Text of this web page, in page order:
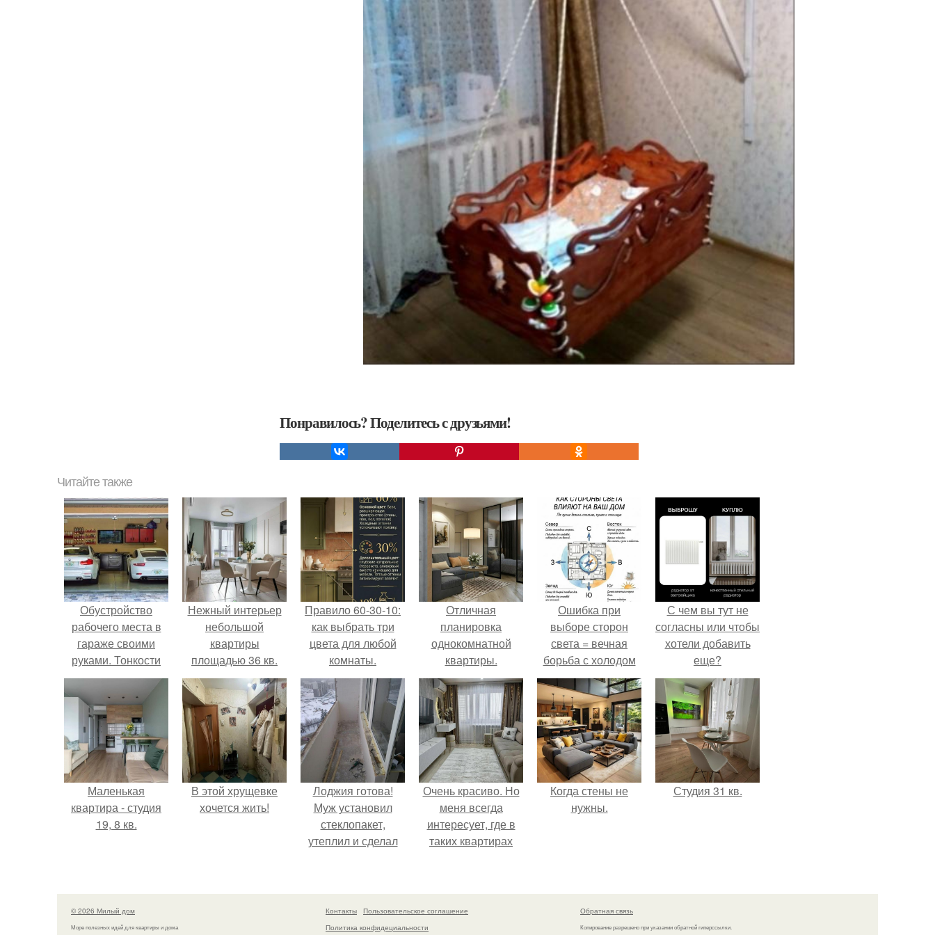
Понравилось? Поделитесь с друзьями!
Читайте также
Обустройство
рабочего места в
гараже своими
руками. Тонкости
обустройства
гаража
Нежный интерьер
небольшой
квартиры
площадью 36 кв.
Правило 60-30-10:
как выбрать три
цвета для любой
комнаты.
Отличная
планировка
однокомнатной
квартиры.
Ошибка при
выборе сторон
света = вечная
борьба с холодом
или светом.
С чем вы тут не
согласны или чтобы
хотели добавить
еще?
Маленькая
квартира - студия
19, 8 кв.
В этой хрущевке
хочется жить!
Лоджия готова!
Муж установил
стеклопакет,
утеплил и сделал
Очень красиво. Но
меня всегда
интересует, где в
таких квартирах
Когда стены не
нужны.
Студия 31 кв.
© 2026 Милый дом
Море полезных идей для квартиры и дома
Контакты
Пользовательское соглашение
Политика конфидециальности
Обратная связь
Копирование разрешено при указании обратной гиперссылки.